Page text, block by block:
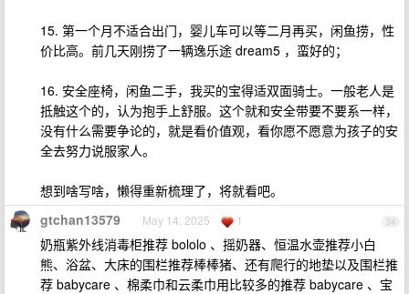
15. 第一个月不适合出门，婴儿车可以等二月再买，闲鱼捞，性
价比高。前几天刚捞了一辆逸乐途 dream5 ，蛮好的；
16. 安全座椅，闲鱼二手，我买的宝得适双面骑士。一般老人是
抵触这个的，认为抱手上舒服。这个就和安全带要不要系一样，
没有什么需要争论的，就是看价值观，看你愿不愿意为孩子的安
全去努力说服家人。
想到啥写啥，懒得重新梳理了，将就看吧。
34
gtchan13579 May 14, 2025 1
奶瓶紫外线消毒柜推荐 bololo 、摇奶器、恒温水壶推荐小白
熊、浴盆、大床的围栏推荐棒棒猪、还有爬行的地垫以及围栏推
荐 babycare 、棉柔巾和云柔巾用比较多的推荐 babycare 、宝